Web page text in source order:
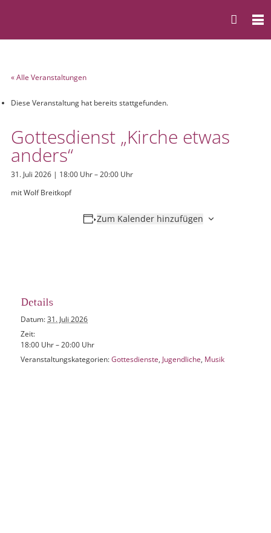
« Alle Veranstaltungen
Diese Veranstaltung hat bereits stattgefunden.
Gottesdienst „Kirche etwas
anders“
31. Juli 2026 | 18:00 Uhr–20:00 Uhr
mit Wolf Breitkopf
Zum Kalender hinzufügen
Details
Datum: 31. Juli 2026
Zeit:
18:00 Uhr – 20:00 Uhr
Veranstaltungskategorien: Gottesdienste,Jugendliche, Musik